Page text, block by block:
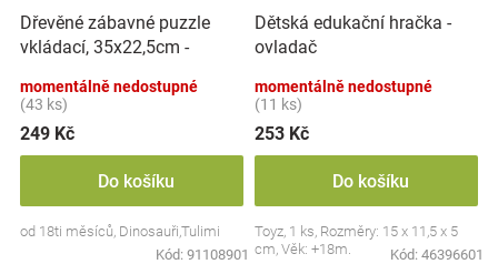
Dřevěné zábavné puzzle
vkládací, 35x22,5cm -
momentálně nedostupné
(43 ks)
249 Kč
Do košíku
od 18ti měsíců, Dinosauři,Tulimi
Kód: 91108901
Dětská edukační hračka -
ovladač
momentálně nedostupné
(11 ks)
253 Kč
Do košíku
Toyz, 1 ks, Rozměry: 15 x 11,5 x 5
cm, Věk: +18m.
Kód: 46396601